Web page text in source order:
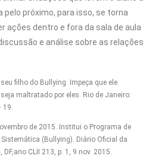
próximo, para isso, se torna
ações dentro e fora da sala de aula
e análise sobre as relações
filho do Bullying. Impeça que ele
maltratado por eles. Rio de Janeiro:
19.
de 2015. Institui o Programa de
(Bullying). Diário Oficial da
CLII 213, p. 1, 9 nov. 2015.